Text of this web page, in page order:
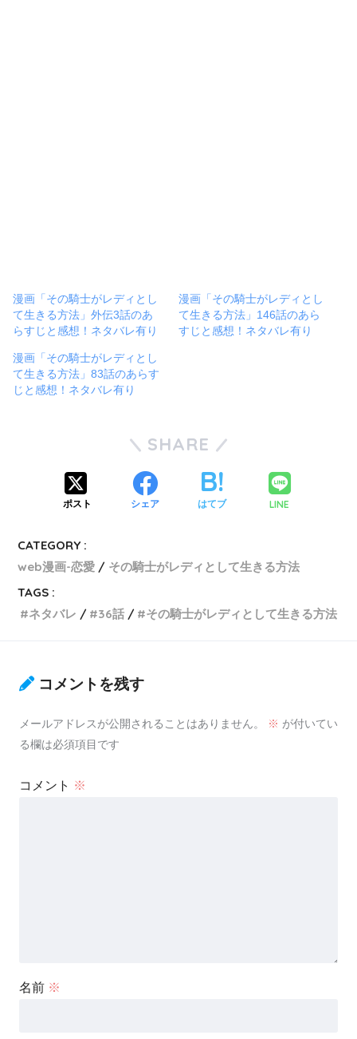
漫画「その騎士がレディとし
て生きる方法」外伝3話のあ
らすじと感想！ネタバレ有り
漫画「その騎士がレディとし
て生きる方法」146話のあら
すじと感想！ネタバレ有り
漫画「その騎士がレディとし
て生きる方法」83話のあらす
じと感想！ネタバレ有り
SHARE
ポスト シェア はてブ LINE
CATEGORY :
web漫画-恋愛
その騎士がレディとして生きる方法
TAGS :
ネタバレ
36話 その騎士がレディとして生きる方法
コメントを残す
メールアドレスが公開されることはありません。 ※ が付いてい
る欄は必須項目です
コメント ※
名前 ※